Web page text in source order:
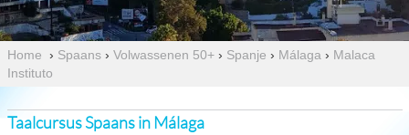
Home › Spaans › Volwassenen 50+ › Spanje › Málaga › Malaca
Instituto
Taalcursus Spaans in Málaga